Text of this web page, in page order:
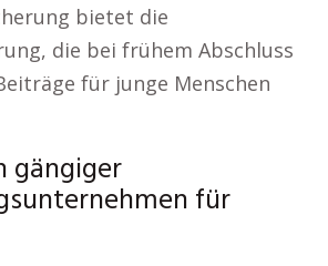
bietet die
die bei frühem Abschluss
für junge Menschen
gängiger
für